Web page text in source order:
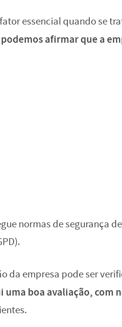
essencial quando se
podemos afirmar que a
normas de segurança
da empresa pode ser
uma boa avaliação, com